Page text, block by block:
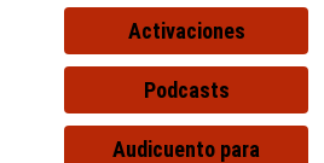
Activaciones
Podcasts
Audicuento para